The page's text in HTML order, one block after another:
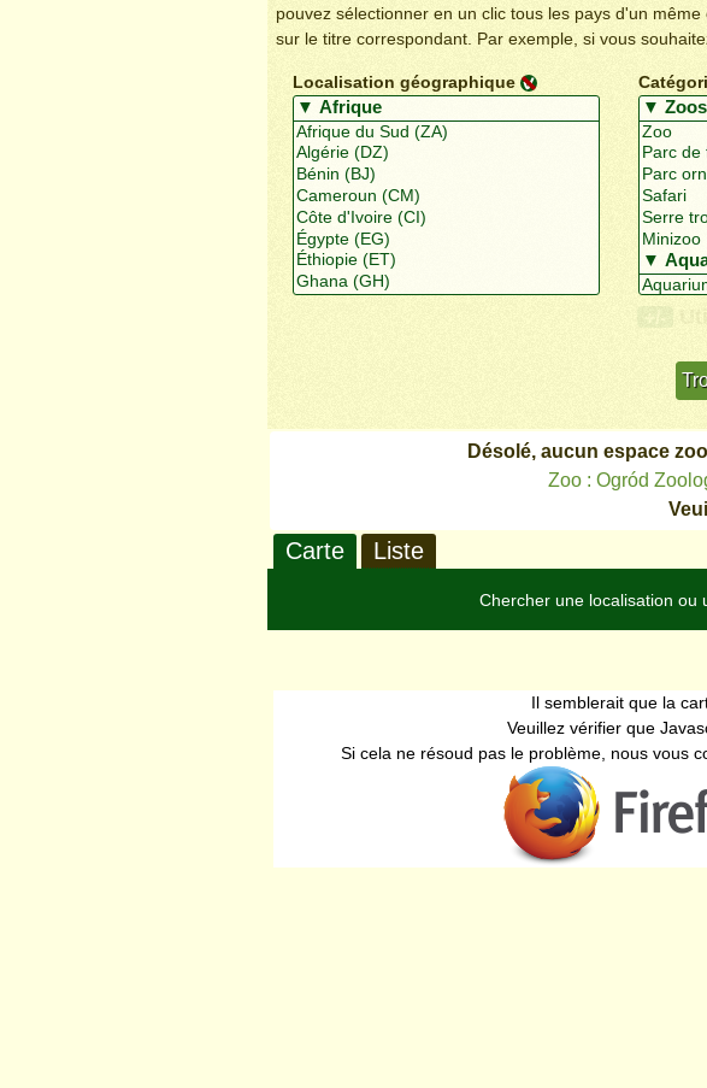
pouvez sélectionner en un clic tous les pays d'un
sur le titre correspondant. Par exemple, si vous
Localisation géographique
+/-
Désolé, aucun espace
Zoo : Ogród
Carte Liste
Chercher une localisation ou
Il semblerait que la
Veuillez vérifier que
Si cela ne résoud pas le problème, nous vous